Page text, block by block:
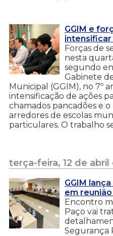
GGIM e
Forças de
nesta
segundo
Gabinete
Municipal (GGIM), no 7º
intensificação de ações
chamados pancadões e
arredores de escolas
particulares. O trabalho
terça-feira, 12 de abril
GGIM
em
Encontro
Paço vai
Segurança